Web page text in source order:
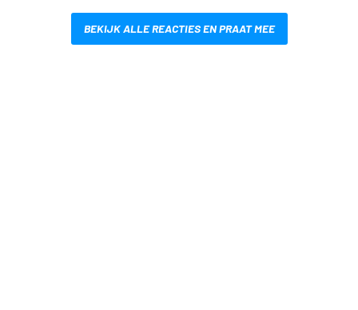
BEKIJK ALLE REACTIES EN PRAAT MEE